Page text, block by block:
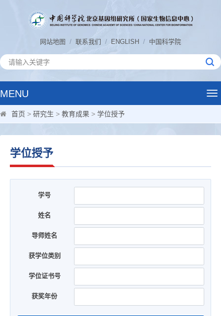
网站地图 / 联系我们 / ENGLISH / 中国科学院
MENU
首页 > 研究生 > 教育成果 > 学位授予
学位授予
学号
姓名
导师姓名
获学位类别
学位证书号
获奖年份